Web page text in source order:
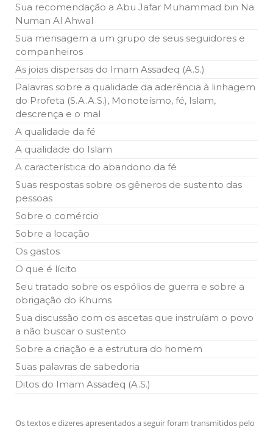
todos os irmãos e irmãs um novo
Falecimento do Imam Ali Ibn Al-Hussein
(A.S.)
data em que relembramos o martírio do quarto Imam dos
(A.S.), conhecido por “Zein Al-Ábidin” (Formosura
NOTÍCIAS
Centro Islâmico no Brasil recebe o ex-
ministro das Relações Exteriores da
Na noite da quinta-feira, 03 de Abril, o Centro Islâmico no
Brasil recebeu em sua sede, em São Paulo, o ex-ministro das
Kharrazi, que encontra-se visitando
Sua recomendação a Abu Jafar Muhammad bin Na
Numan Al Ahwal
Sua mensagem a um grupo de seus seguidores e
companheiros
As joias dispersas do Imam Assadeq (A.S.)
Palavras sobre a qualidade da aderência à linhagem
do Profeta (S.A.A.S.), Monoteísmo, fé, Islam,
descrença e o mal
A qualidade da fé
A qualidade do Islam
A característica do abandono da fé
Suas respostas sobre os gêneros de sustento das
pessoas
Sobre o comércio
Sobre a locação
Os gastos
O que é lícito
Seu tratado sobre os espólios de guerra e sobre a
obrigação do Khums
Sua discussão com os ascetas que instruíam o povo
a não buscar o sustento
Sobre a criação e a estrutura do homem
Suas palavras de sabedoria
Ditos do Imam Assadeq (A.S.)
Os textos e dizeres apresentados a seguir foram transmitidos pelo